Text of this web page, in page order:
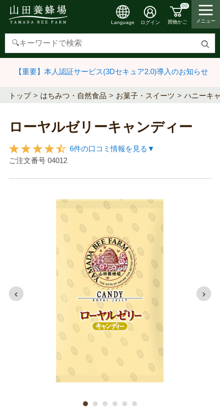
検
す
Language ログイン
00
買物かご メニュー
【重要】本人認証サービス(3Dセキュア2.0)導入のお知らせ
トップ はちみつ・自然食品 お菓子・スイーツ ハニーキ
ローヤルゼリーキャンディー
6件の口コミ情報を見る▼
ご注文番号 04012